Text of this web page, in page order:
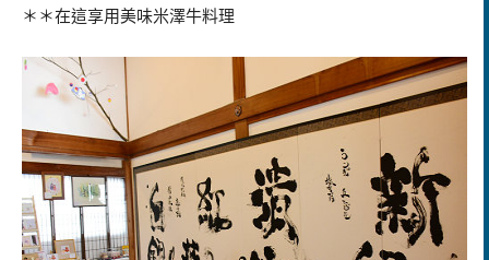
＊＊在這享用美味米澤牛料理